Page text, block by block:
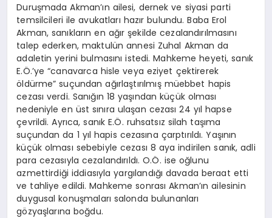
Duruşmada Akman’ın ailesi, dernek ve siyasi parti
temsilcileri ile avukatları hazır bulundu. Baba Erol
Akman, sanıkların en ağır şekilde cezalandırılmasını
talep ederken, maktulün annesi Zuhal Akman da
adaletin yerini bulmasını istedi. Mahkeme heyeti, sanık
E.Ö.’ye “canavarca hisle veya eziyet çektirerek
öldürme” suçundan ağırlaştırılmış müebbet hapis
cezası verdi. Sanığın 18 yaşından küçük olması
nedeniyle en üst sınıra ulaşan cezası 24 yıl hapse
çevrildi. Ayrıca, sanık E.Ö. ruhsatsız silah taşıma
suçundan da 1 yıl hapis cezasına çarptırıldı. Yaşının
küçük olması sebebiyle cezası 8 aya indirilen sanık, adli
para cezasıyla cezalandırıldı. O.Ö. ise oğlunu
azmettirdiği iddiasıyla yargılandığı davada beraat etti
ve tahliye edildi. Mahkeme sonrası Akman’ın ailesinin
duygusal konuşmaları salonda bulunanları
gözyaşlarına boğdu.